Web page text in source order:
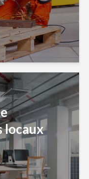
locaux